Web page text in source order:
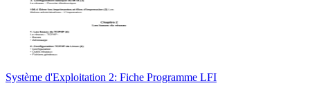
Système d'Exploitation 2: Fiche Programme LFI